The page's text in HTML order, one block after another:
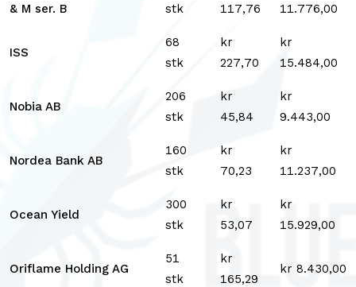
& M ser. B
stk
117,76
11.776,00
ISS
68
stk
kr
227,70
kr
15.484,00
Nobia AB
206
stk
kr
45,84
kr
9.443,00
Nordea Bank AB
160
stk
kr
70,23
kr
11.237,00
Ocean Yield
300
stk
kr
53,07
kr
15.929,00
Oriflame Holding AG
51
stk
kr
165,29
kr 8.430,00